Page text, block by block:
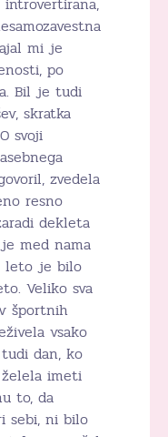
mi je
po
Bil je tudi
skratka
svoji
zvedela
resno
dekleta
med nama
leto je bilo
Veliko sva
športnih
vsako
dan, ko
imeti
to, da
sebi, ni bilo